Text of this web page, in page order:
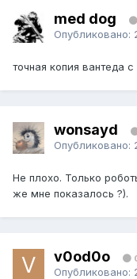
med dog
Опубликовано:
точная копия вантеда
wonsayd
Опубликовано:
Не плохо. Только
же мне показалось ?).
v0od0o
Опубликовано: